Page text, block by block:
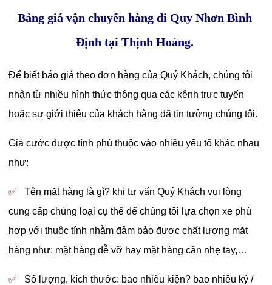
Bảng giá vận chuyển hàng đi Quy Nhơn Bình
Định tại Thịnh Hoàng.
Để biết báo giá theo đơn hàng của Quý Khách, chúng tôi
nhận từ nhiều hình thức thông qua các kênh trưc tuyến
hoặc sự giới thiệu của khách hàng đã tin tưởng chúng tôi.
Giá cước được tính phù thuộc vào nhiều yếu tố khác nhau
như:
✅Tên mặt hàng là gì? khi tư vấn Quý Khách vui lòng
cung cấp chủng loại cụ thể để chúng tôi lựa chọn xe phù
hợp với thuộc tính nhằm đảm bảo được chất lượng mặt
hàng như: mặt hàng dễ vỡ hay mặt hàng cần nhẹ tay,…
✅ Số lượng, kích thước: bao nhiêu kiện? bao nhiêu ký /